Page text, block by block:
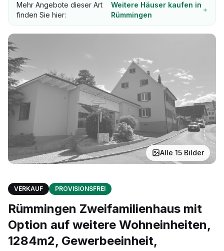
Mehr Angebote dieser Art
finden Sie hier:
Weitere Häuser kaufen in
Rümmingen
Alle 15 Bilder
VERKAUF PROVISIONSFREI
Rümmingen Zweifamilienhaus mit
Option auf weitere Wohneinheiten,
1284m2, Gewerbeeinheit,